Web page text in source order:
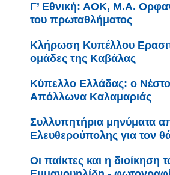
Γ’ Εθνική: ΑΟΚ, Μ.Α.
του πρωταθλήματος
Κλήρωση Κυπέλλου
ομάδες της Καβάλας
Κύπελλο Ελλάδας: ο
Απόλλωνα Καλαμαριάς
Συλλυπητήρια μηνύματα
Ελευθερούπολης για τον
Οι παίκτες και η διοίκηση